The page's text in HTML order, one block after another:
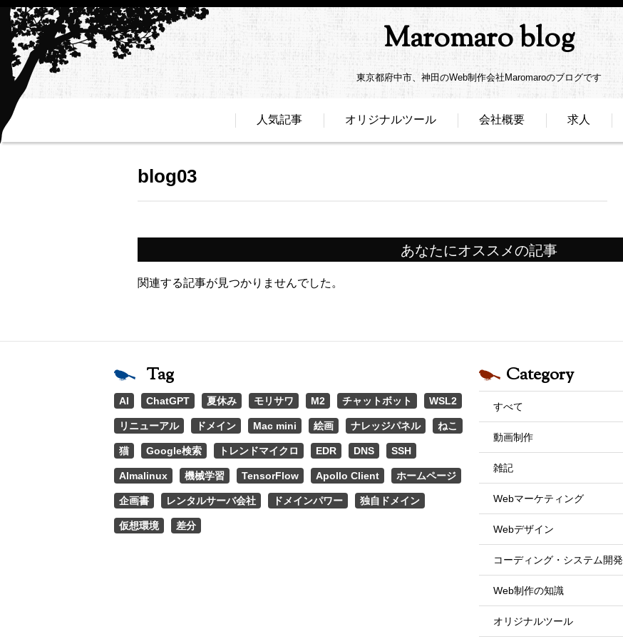
Maromaro blog
東京都府中市、神田のWeb制作会社Maromaroのブログです
人気記事 オリジナルツール 会社概要 求人
blog03
あなたにオススメの記事
関連する記事が見つかりませんでした。
Category
すべて
動画制作
雑記
Webマーケティング
Webデザイン
コーディング・システム開発
Web制作の知識
オリジナルツール
Tag
AI ChatGPT 夏休み モリサワ M2 チャットボット WSL2
リニューアル ドメイン Mac mini 絵画 ナレッジパネル ねこ
猫 Google検索 トレンドマイクロ EDR DNS SSH
Almalinux 機械学習 TensorFlow Apollo Client ホームページ
企画書 レンタルサーバ会社 ドメインパワー 独自ドメイン
仮想環境 差分